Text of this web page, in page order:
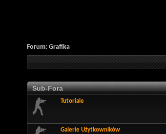
Forum: Grafika
Sub-Fora
Tutoriale
Galerie Użytkowników